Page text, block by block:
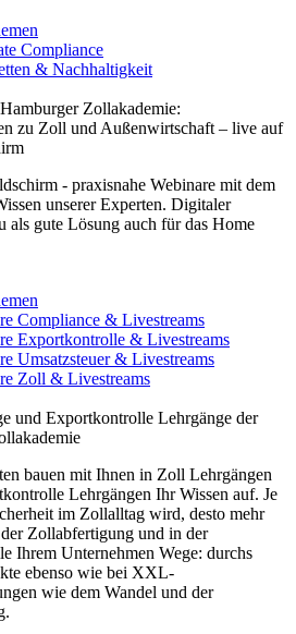
Compliance
& Nachhaltigkeit
Zollakademie:
zu Zoll und Außenwirtschaft – live auf
- praxisnahe Webinare mit dem
unserer Experten. Digitaler
als gute Lösung auch für das Home
Compliance & Livestreams
Exportkontrolle & Livestreams
Umsatzsteuer & Livestreams
Zoll & Livestreams
und Exportkontrolle Lehrgänge der
bauen mit Ihnen in Zoll Lehrgängen
Lehrgängen Ihr Wissen auf. Je
im Zollalltag wird, desto mehr
Zollabfertigung und in der
Ihrem Unternehmen Wege: durchs
ebenso wie bei XXL-
wie dem Wandel und der